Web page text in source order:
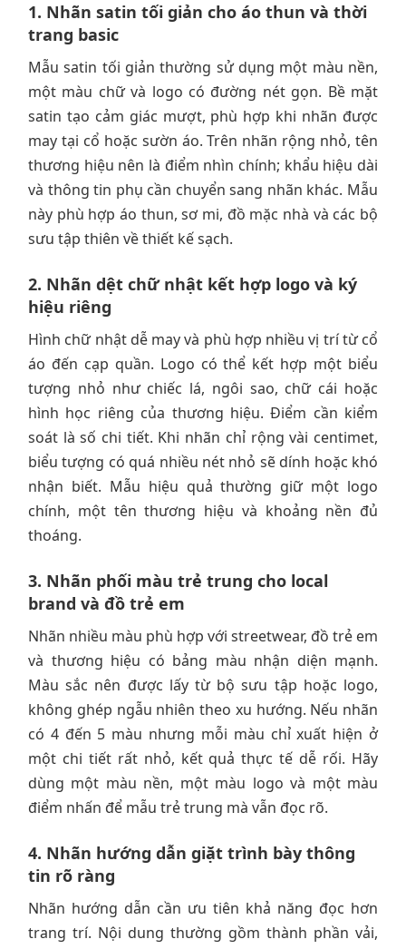
1. Nhãn satin tối giản cho áo thun và thời
trang basic
Mẫu satin tối giản thường sử dụng một màu nền,
một màu chữ và logo có đường nét gọn. Bề mặt
satin tạo cảm giác mượt, phù hợp khi nhãn được
may tại cổ hoặc sườn áo. Trên nhãn rộng nhỏ, tên
thương hiệu nên là điểm nhìn chính; khẩu hiệu dài
và thông tin phụ cần chuyển sang nhãn khác. Mẫu
này phù hợp áo thun, sơ mi, đồ mặc nhà và các bộ
sưu tập thiên về thiết kế sạch.
2. Nhãn dệt chữ nhật kết hợp logo và ký
hiệu riêng
Hình chữ nhật dễ may và phù hợp nhiều vị trí từ cổ
áo đến cạp quần. Logo có thể kết hợp một biểu
tượng nhỏ như chiếc lá, ngôi sao, chữ cái hoặc
hình học riêng của thương hiệu. Điểm cần kiểm
soát là số chi tiết. Khi nhãn chỉ rộng vài centimet,
biểu tượng có quá nhiều nét nhỏ sẽ dính hoặc khó
nhận biết. Mẫu hiệu quả thường giữ một logo
chính, một tên thương hiệu và khoảng nền đủ
thoáng.
3. Nhãn phối màu trẻ trung cho local
brand và đồ trẻ em
Nhãn nhiều màu phù hợp với streetwear, đồ trẻ em
và thương hiệu có bảng màu nhận diện mạnh.
Màu sắc nên được lấy từ bộ sưu tập hoặc logo,
không ghép ngẫu nhiên theo xu hướng. Nếu nhãn
có 4 đến 5 màu nhưng mỗi màu chỉ xuất hiện ở
một chi tiết rất nhỏ, kết quả thực tế dễ rối. Hãy
dùng một màu nền, một màu logo và một màu
điểm nhấn để mẫu trẻ trung mà vẫn đọc rõ.
4. Nhãn hướng dẫn giặt trình bày thông
tin rõ ràng
Nhãn hướng dẫn cần ưu tiên khả năng đọc hơn
trang trí. Nội dung thường gồm thành phần vải,